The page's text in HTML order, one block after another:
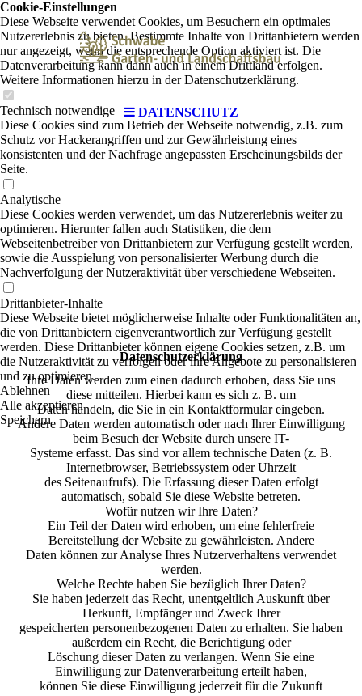
DATENSCHUTZ
Datenschutzerklärung
Ihre Daten werden zum einen dadurch erhoben, dass Sie uns
diese mitteilen. Hierbei kann es sich z. B. um
Daten handeln, die Sie in ein Kontaktformular eingeben.
Andere Daten werden automatisch oder nach Ihrer Einwilligung
beim Besuch der Website durch unsere IT-
Systeme erfasst. Das sind vor allem technische Daten (z. B.
Internetbrowser, Betriebssystem oder Uhrzeit
des Seitenaufrufs). Die Erfassung dieser Daten erfolgt
automatisch, sobald Sie diese Website betreten.
Wofür nutzen wir Ihre Daten?
Ein Teil der Daten wird erhoben, um eine fehlerfreie
Bereitstellung der Website zu gewährleisten. Andere
Daten können zur Analyse Ihres Nutzerverhaltens verwendet
werden.
Welche Rechte haben Sie bezüglich Ihrer Daten?
Sie haben jederzeit das Recht, unentgeltlich Auskunft über
Herkunft, Empfänger und Zweck Ihrer
gespeicherten personenbezogenen Daten zu erhalten. Sie haben
außerdem ein Recht, die Berichtigung oder
Löschung dieser Daten zu verlangen. Wenn Sie eine
Einwilligung zur Datenverarbeitung erteilt haben,
können Sie diese Einwilligung jederzeit für die Zukunft
Cookie-Einstellungen
Diese Webseite verwendet Cookies, um Besuchern ein optimales
Nutzererlebnis zu bieten. Bestimmte Inhalte von Drittanbietern werden
nur angezeigt, wenn die entsprechende Option aktiviert ist. Die
Datenverarbeitung kann dann auch in einem Drittland erfolgen.
Weitere Informationen hierzu in der Datenschutzerklärung.
Technisch notwendige
Diese Cookies sind zum Betrieb der Webseite notwendig, z.B. zum
Schutz vor Hackerangriffen und zur Gewährleistung eines
konsistenten und der Nachfrage angepassten Erscheinungsbilds der
Seite.
Analytische
Diese Cookies werden verwendet, um das Nutzererlebnis weiter zu
optimieren. Hierunter fallen auch Statistiken, die dem
Webseitenbetreiber von Drittanbietern zur Verfügung gestellt werden,
sowie die Ausspielung von personalisierter Werbung durch die
Nachverfolgung der Nutzeraktivität über verschiedene Webseiten.
Drittanbieter-Inhalte
Diese Webseite bietet möglicherweise Inhalte oder Funktionalitäten an,
die von Drittanbietern eigenverantwortlich zur Verfügung gestellt
werden. Diese Drittanbieter können eigene Cookies setzen, z.B. um
die Nutzeraktivität zu verfolgen oder ihre Angebote zu personalisieren
und zu optimieren.
Ablehnen
Alle akzeptieren
Speichern